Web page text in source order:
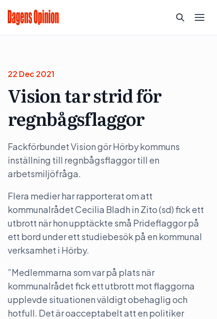
22 Dec 2021
Vision tar strid för
regnbågsflaggor
Fackförbundet Vision gör Hörby kommuns
inställning till regnbågsflaggor till en
arbetsmiljöfråga.
Flera medier har rapporterat om att
kommunalrådet Cecilia Bladh in Zito (sd) fick ett
utbrott när hon upptäckte små Prideflaggor på
ett bord under ett studiebesök på en kommunal
verksamhet i Hörby.
”Medlemmarna som var på plats när
kommunalrådet fick ett utbrott mot flaggorna
upplevde situationen väldigt obehaglig och
hotfull. Det är oacceptabelt att en politiker